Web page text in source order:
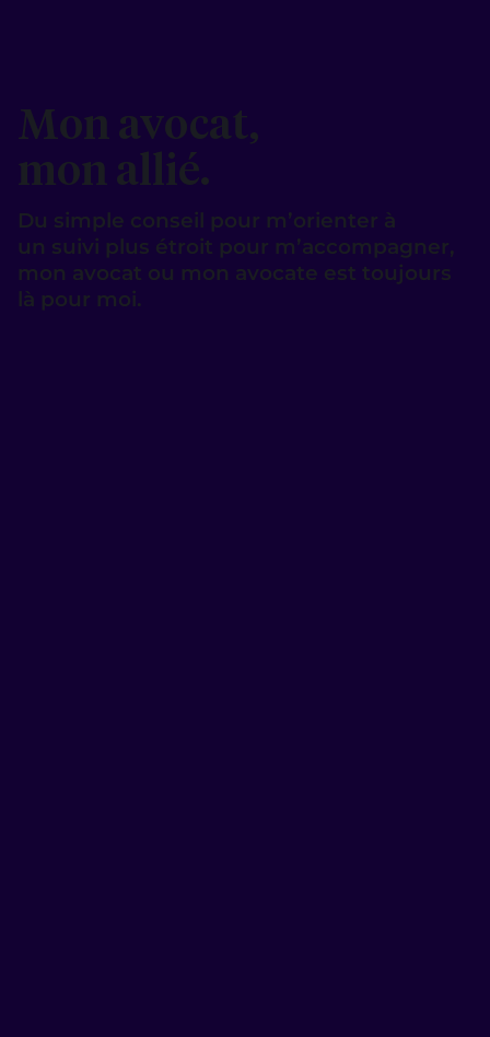
Mon avocat,
mon allié.
Du simple conseil pour m’orienter à
un suivi plus étroit pour m’accompagner,
mon avocat ou mon avocate est toujours
là pour moi.